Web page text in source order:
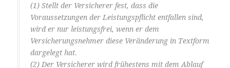
(1) Stellt der Versicherer fest, dass die
Voraussetzungen der Leistungspflicht entfallen sind,
wird er nur leistungsfrei, wenn er dem
Versicherungsnehmer diese Veränderung in Textform
dargelegt hat.
(2) Der Versicherer wird frühestens mit dem Ablauf